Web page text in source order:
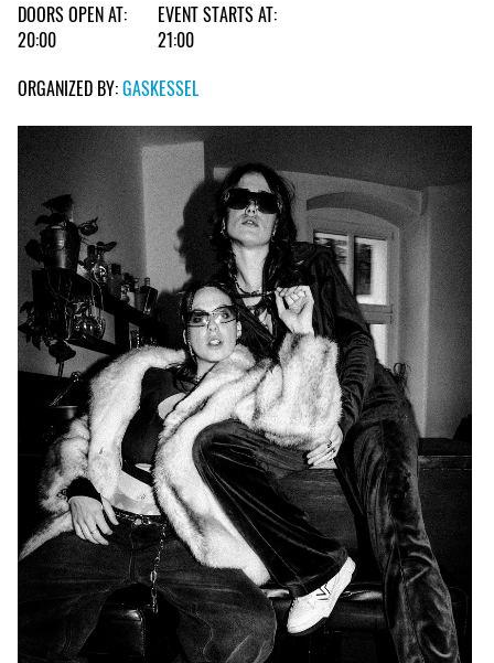
DOORS OPEN AT:
20:00
EVENT STARTS AT:
21:00
ORGANIZED BY:GASKESSEL